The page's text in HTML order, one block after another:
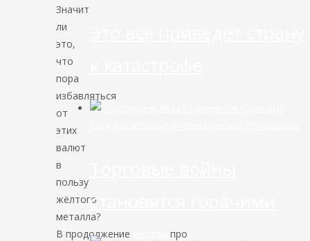
Значит
ли
это,
что
пора
избавляться
от
этих
валют
в
пользу
жёлтого
металла?
В продолжение
про
становятся горячими